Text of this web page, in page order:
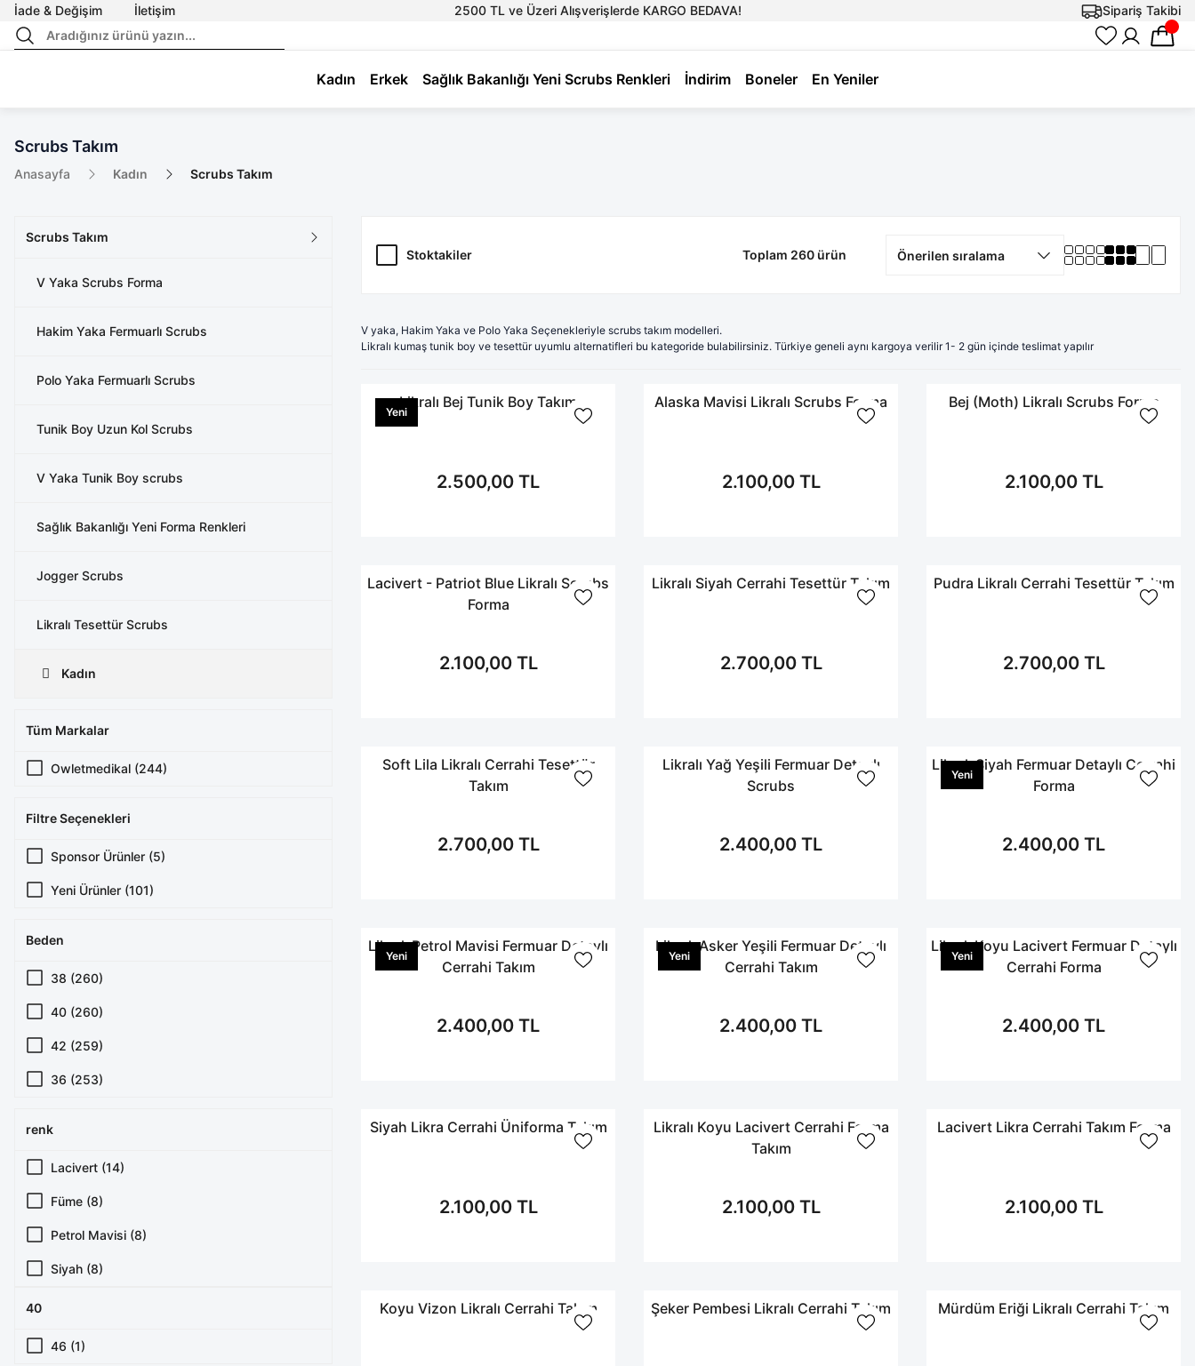
İade & Değişim İletişim 2500 TL ve Üzeri Alışverişlerde KARGO BEDAVA! Sipariş Takibi
Kadın Erkek Sağlık Bakanlığı Yeni Scrubs Renkleri İndirim Boneler En Yeniler
Scrubs Takım
Anasayfa Kadın Scrubs Takım
Scrubs Takım
V Yaka Scrubs Forma
Hakim Yaka Fermuarlı Scrubs
Polo Yaka Fermuarlı Scrubs
Tunik Boy Uzun Kol Scrubs
V Yaka Tunik Boy scrubs
Sağlık Bakanlığı Yeni Forma Renkleri
Jogger Scrubs
Likralı Tesettür Scrubs
Kadın
Tüm Markalar
Owletmedikal (244)
Filtre Seçenekleri
Sponsor Ürünler (5)
Yeni Ürünler (101)
Beden
38 (260)
40 (260)
42 (259)
36 (253)
54 (68)
renk
Lacivert (14)
Füme (8)
Petrol Mavisi (8)
Siyah (8)
40
46 (1)
Stoktakiler Toplam 260 ürün
V yaka, Hakim Yaka ve Polo Yaka Seçenekleriyle scrubs takım modelleri.
Likralı kumaş tunik boy ve tesettür uyumlu alternatifleri bu kategoride bulabilirsiniz. Türkiye geneli aynı kargoya verilir 1- 2 gün içinde teslimat yapılır
Yeni
Likralı Bej Tunik Boy Takım
2.500,00 TL
Alaska Mavisi Likralı Scrubs Forma
2.100,00 TL
Bej (Moth) Likralı Scrubs Forma
2.100,00 TL
Lacivert - Patriot Blue Likralı Scrubs
Forma
2.100,00 TL
Likralı Siyah Cerrahi Tesettür Takım
2.700,00 TL
Pudra Likralı Cerrahi Tesettür Takım
2.700,00 TL
Soft Lila Likralı Cerrahi Tesettür
Takım
2.700,00 TL
Likralı Yağ Yeşili Fermuar Detaylı
Scrubs
2.400,00 TL
Yeni
Likralı Siyah Fermuar Detaylı Cerrahi
Forma
2.400,00 TL
Yeni
Likralı Petrol Mavisi Fermuar Detaylı
Cerrahi Takım
2.400,00 TL
Yeni
Likralı Asker Yeşili Fermuar Detaylı
Cerrahi Takım
2.400,00 TL
Yeni
Likralı Koyu Lacivert Fermuar Detaylı
Cerrahi Forma
2.400,00 TL
Siyah Likra Cerrahi Üniforma Takım
2.100,00 TL
Likralı Koyu Lacivert Cerrahi Forma
Takım
2.100,00 TL
Lacivert Likra Cerrahi Takım Forma
2.100,00 TL
Koyu Vizon Likralı Cerrahi Takım Şeker Pembesi Likralı Cerrahi Takım Mürdüm Eriği Likralı Cerrahi Takım